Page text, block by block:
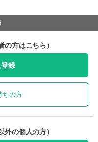
の方はこちら）
登録
ちの方
外の個人の方）